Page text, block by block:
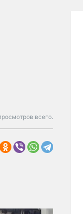
всего.